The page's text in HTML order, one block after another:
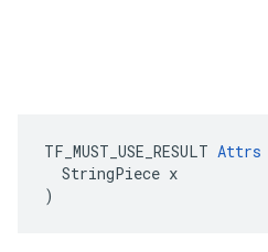
TF_MUST_USE_RESULT Attrs
  StringPiece x
)